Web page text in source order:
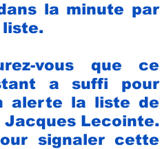
la minute par
vous que ce
a suffi pour
alerte la liste de
Jacques Lecointe.
signaler cette